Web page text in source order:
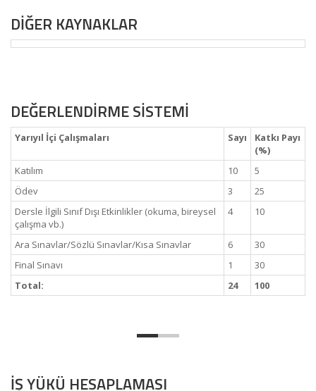
DİĞER KAYNAKLAR
DEĞERLENDİRME SİSTEMİ
Yarıyıl İçi Çalışmaları Sayı
Katkı Payı
(%)
Katılım
10
5
Ödev
3
25
Dersle İlgili Sınıf Dışı Etkinlikler (okuma, bireysel
çalışma vb.)
4 10
Ara Sınavlar/Sözlü Sınavlar/Kısa Sınavlar 6
30
Final Sınavı
1
30
Total:
24 100
İŞ YÜKÜ HESAPLAMASI